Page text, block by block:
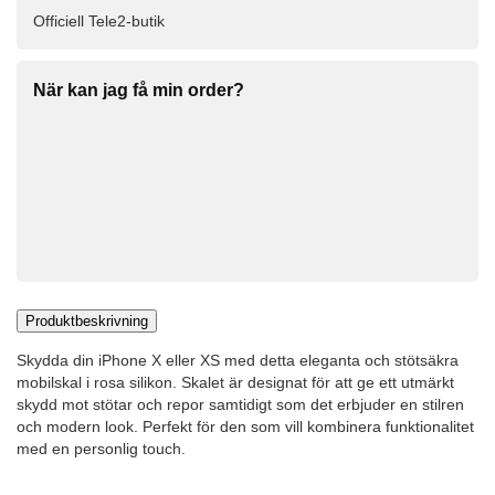
Officiell Tele2-butik
När kan jag få min order?
Produktbeskrivning
Skydda din iPhone X eller XS med detta eleganta och stötsäkra
mobilskal i rosa silikon. Skalet är designat för att ge ett utmärkt
skydd mot stötar och repor samtidigt som det erbjuder en stilren
och modern look. Perfekt för den som vill kombinera funktionalitet
med en personlig touch.